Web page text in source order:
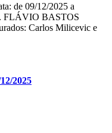
de 09/12/2025 a
FLÁVIO BASTOS
Carlos Milicevic e
2025